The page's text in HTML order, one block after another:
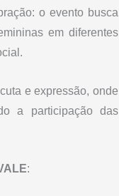
o evento busca
em diferentes
e expressão, onde
a participação das
: